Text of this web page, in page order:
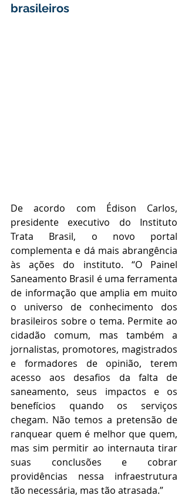
brasileiros
De acordo com Édison Carlos,
presidente executivo do Instituto
Trata Brasil, o novo portal
complementa e dá mais abrangência
às ações do instituto. “O Painel
Saneamento Brasil é uma ferramenta
de informação que amplia em muito
o universo de conhecimento dos
brasileiros sobre o tema. Permite ao
cidadão comum, mas também a
jornalistas, promotores, magistrados
e formadores de opinião, terem
acesso aos desafios da falta de
saneamento, seus impactos e os
benefícios quando os serviços
chegam. Não temos a pretensão de
ranquear quem é melhor que quem,
mas sim permitir ao internauta tirar
suas conclusões e cobrar
providências nessa infraestrutura
tão necessária, mas tão atrasada.”